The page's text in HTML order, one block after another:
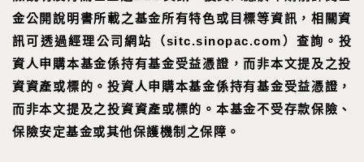
金公開說明書所載之基金所有特色或目標等資訊，相關資
訊可透過經理公司網站（sitc.sinopac.com）查詢。 投
資人申購本基金係持有基金受益憑證，而非本文提及之投
資資產或標的。投資人申購本基金係持有基金受益憑證，
而非本文提及之投資資產或標的。本基金不受存款保險、
保險安定基金或其他保護機制之保障。